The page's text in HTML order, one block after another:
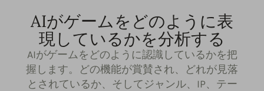
AIがゲームをどのように表
現しているかを分析する
AIがゲームをどのように認識しているかを把
握します。どの機能が賞賛され、どれが見落
とされているか、そしてジャンル、IP、テー